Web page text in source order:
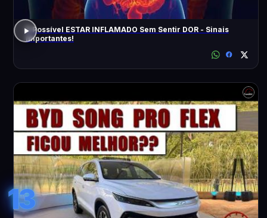
É Possível ESTAR INFLAMADO Sem Sentir DOR - Sinais
Importantes!
13